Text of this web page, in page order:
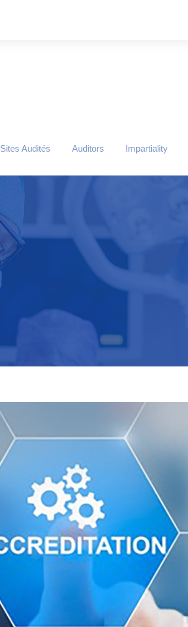
Sites Audités Auditors Impartiality